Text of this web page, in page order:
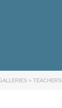
> TEACHERS